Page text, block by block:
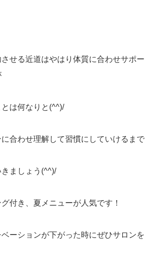
せる近道はやはり体質に合わせサポー
は何なりと(^^)/
に合わせ理解して習慣にしていけるまで
ましょう(^^)/
付き、夏メニューが人気です！
ーションが下がった時にぜひサロンを